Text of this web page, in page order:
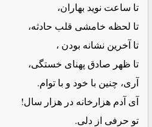
تا ساعت نوید بهاران،
تا لحظه خامشی قلب حادثه،
تا آخرین نشانه بودن ،
تا ظهر صادق پهنای خستگی،
آری، چنین با خود و با توام.
آی آدم هزارخانه در هزار سال!
تو حرفی از دلی.